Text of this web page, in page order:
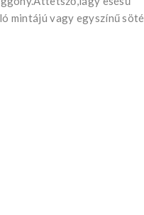
mintájú vagy egyszínű